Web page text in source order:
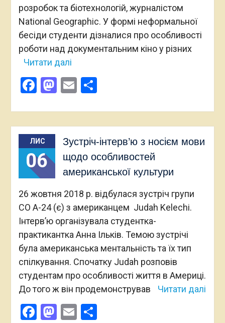
розробок та біотехнологій, журналістом
National Geographic. У формі неформальної
бесіди студенти дізналися про особливості
роботи над документальним кіно у різних
Читати далі
Facebook
Mastodon
EmailПоділитися
ЛИС
06
Зустріч-інтерв’ю з носієм мови
щодо особливостей
американської культури
26 жовтня 2018 р. відбулася зустріч групи
СО А-24 (є) з американцем Judah Kelechi.
Інтерв’ю організувала студентка-
практикантка Анна Ільків. Темою зустрічі
була американська ментальність та їх тип
спілкування. Спочатку Judah розповів
студентам про особливості життя в Америці.
До того ж він продемонстрував
Читати далі
Facebook
Mastodon
EmailПоділитися